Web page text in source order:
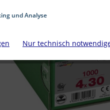
und Analyse
Nur technisch